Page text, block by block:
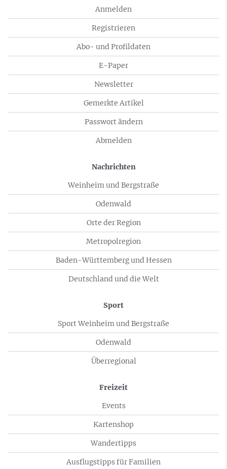
Anmelden
Registrieren
Abo- und Profildaten
E-Paper
Newsletter
Gemerkte Artikel
Passwort ändern
Abmelden
Nachrichten
Weinheim und Bergstraße
Odenwald
Orte der Region
Metropolregion
Baden-Württemberg und Hessen
Deutschland und die Welt
Sport
Sport Weinheim und Bergstraße
Odenwald
Überregional
Freizeit
Events
Kartenshop
Wandertipps
Ausflugstipps für Familien